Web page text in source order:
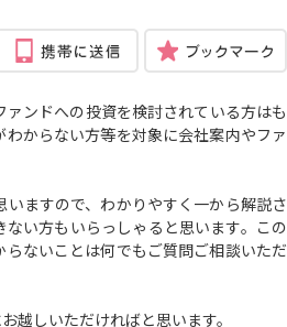
ンドへの投資を検討されている方はも
からない方等を対象に会社案内やファ
ますので、わかりやすく一から解説さ
い方もいらっしゃると思います。この
ないことは何でもご質問ご相談いただ
越しいただければと思います。